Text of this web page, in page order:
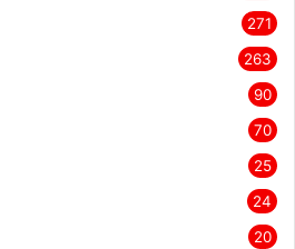
271
263
90
70
25
24
20